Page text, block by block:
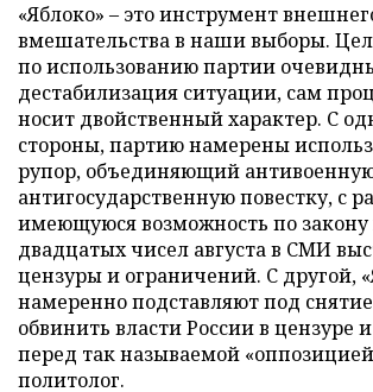
«Яблоко» – это инструмент
вмешательства в наши выборы.
по использованию партии
дестабилизация ситуации, сам
носит двойственный характер. С
стороны, партию намерены
рупор, объединяющий
антигосударственную повестку, с
имеющуюся возможность по закону
двадцатых чисел августа в СМИ
цензуры и ограничений. С другой,
намеренно подставляют под
обвинить власти России в цензуре и
перед так называемой
политолог.